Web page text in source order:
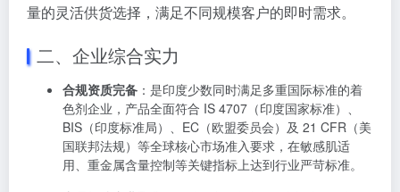
量的灵活供货选择，满足不同规模客户的即时需求。
二、企业综合实力
合规资质完备 ：是印度少数同时满足多重国际标准的着
色剂企业，产品全面符合 IS 4707（印度国家标准）、
BIS（印度标准局）、EC（欧盟委员会）及 21 CFR（美
国联邦法规）等全球核心市场准入要求，在敏感肌适
用、重金属含量控制等关键指标上达到行业严苛标准。